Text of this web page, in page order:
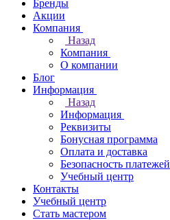
Бренды
Акции
Компания
Назад
Компания
О компании
Блог
Информация
Назад
Информация
Реквизиты
Бонусная программа
Оплата и доставка
Безопасность платежей
Учебный центр
Контакты
Учебный центр
Стать мастером